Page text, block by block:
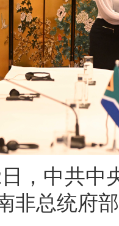
日，中共
非总统府